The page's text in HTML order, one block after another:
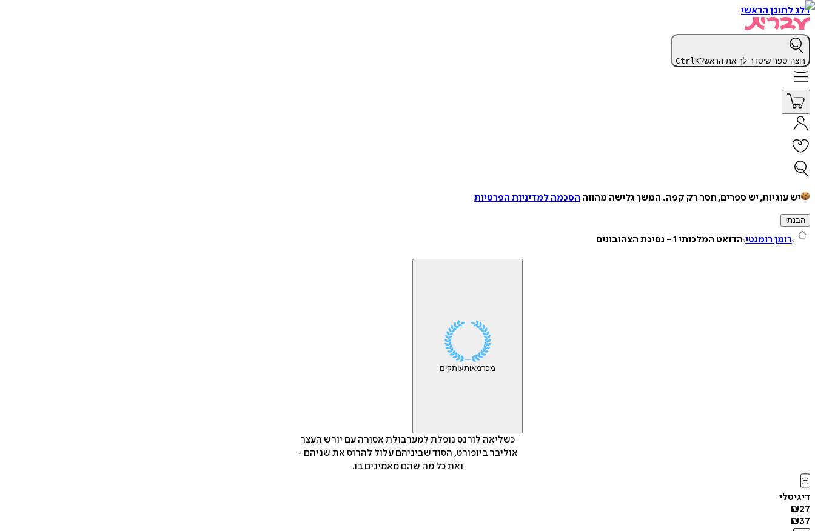
דלג לתוכן הראשי
רוצה ספר שיסדר לך את הראש? CtrlK
יש עוגיות, יש ספרים, חסר רק קפה. המשך גלישה מהווה הסכמה למדיניות הפרטיות
הבנתי
רומן רומנטי הדואט המלכותי 1 - נסיכת הצהובונים
מכרמאותעותקים
כשליאה לורנס נופלת למערבולת אסורה עם יורש העצר
אוליבר ביופורט, הסוד שביניהם עלול להרוס את שניהם -
ואת כל מה שהם מאמינים בו.
דיגיטלי
₪27
₪37